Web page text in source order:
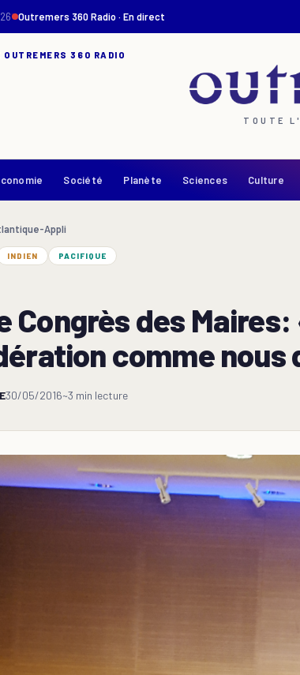
Outremers 360 Radio · En direct
OUTREMERS 360 RADIO
TOUTE
Société Planète Sciences Culture
Appli
INDIEN PACIFIQUE
Congrès des
comme nous
30/05/2016~3 min lecture